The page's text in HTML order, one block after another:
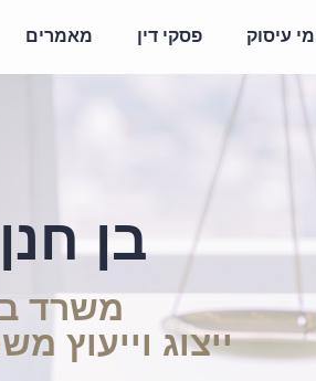
עיסוק פסקי דין מאמרים
בן
משרד
ייצוג וייעוץ